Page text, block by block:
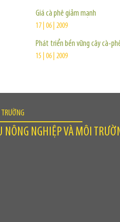
Giá cà phê giảm mạnh
17 | 06 | 2009
Phát triển bền vững cây cà-
15 | 06 | 2009
NÔNG NGHIỆP VÀ MÔI